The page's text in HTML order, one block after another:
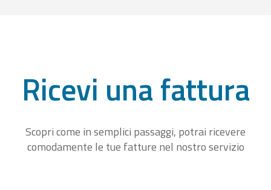
Ricevi una fattura
Scopri come in semplici passaggi, potrai ricevere
comodamente le tue fatture nel nostro servizio